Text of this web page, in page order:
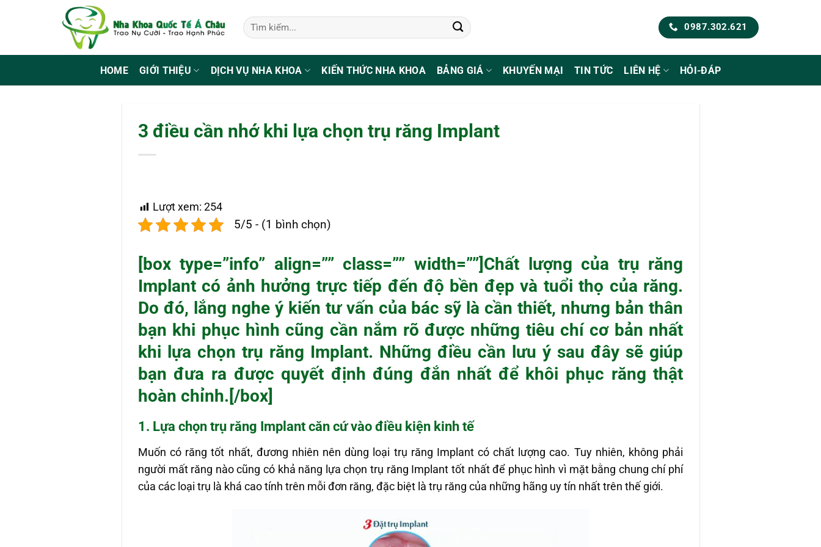
0987.302.621
HOME GIỚI THIỆU DỊCH VỤ NHA KHOA KIẾN THỨC NHA KHOA BẢNG GIÁ KHUYẾN MẠI TIN TỨC LIÊN HỆ HỎI-ĐÁP
3 điều cần nhớ khi lựa chọn trụ răng Implant
Lượt xem: 254
5/5 - (1 bình chọn)
[box type=”info” align=”” class=”” width=””]Chất lượng của trụ răng
Implant có ảnh hưởng trực tiếp đến độ bền đẹp và tuổi thọ của răng.
Do đó, lắng nghe ý kiến tư vấn của bác sỹ là cần thiết, nhưng bản thân
bạn khi phục hình cũng cần nắm rõ được những tiêu chí cơ bản nhất
khi lựa chọn trụ răng Implant. Những điều cần lưu ý sau đây sẽ giúp
bạn đưa ra được quyết định đúng đắn nhất để khôi phục răng thật
hoàn chỉnh.[/box]
1. Lựa chọn trụ răng Implantcăn cứ vào điều kiện kinh tế
Muốn có răng tốt nhất, đương nhiên nên dùng loại trụ răng Implant có chất lượng cao. Tuy nhiên, không phải
người mất răng nào cũng có khả năng lựa chọn trụ răng Implant tốt nhất để phục hình vì mặt bằng chung chí phí
của các loại trụ là khá cao tính trên mỗi đơn răng, đặc biệt là trụ răng của những hãng uy tín nhất trên thế giới.